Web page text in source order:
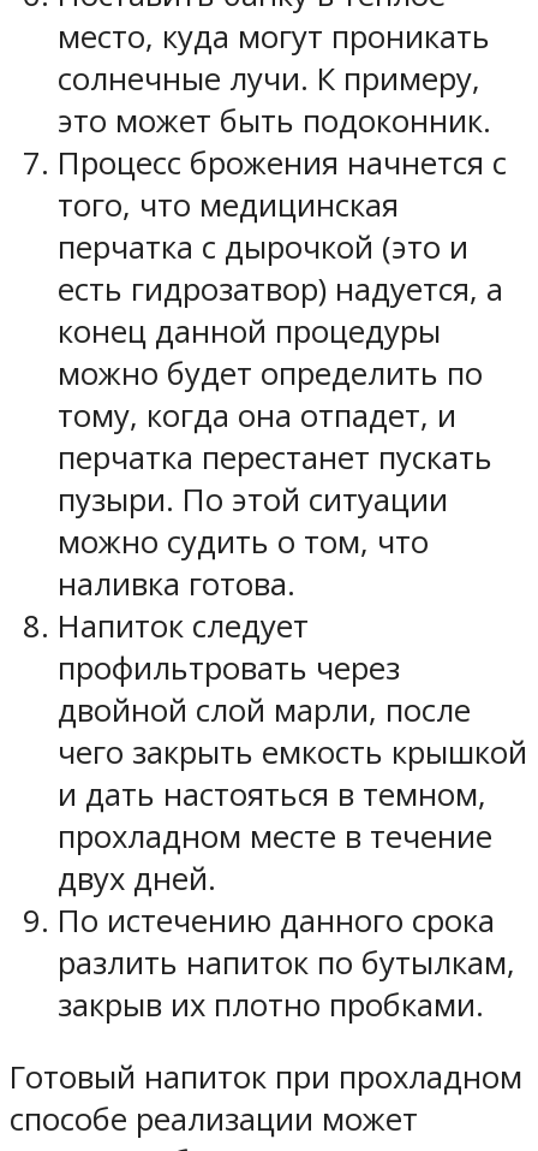
место, куда могут проникать
солнечные лучи. К примеру,
это может быть подоконник.
Процесс брожения начнется с
того, что медицинская
перчатка с дырочкой (это и
есть гидрозатвор) надуется, а
конец данной процедуры
можно будет определить по
тому, когда она отпадет, и
перчатка перестанет пускать
пузыри. По этой ситуации
можно судить о том, что
наливка готова.
Напиток следует
профильтровать через
двойной слой марли, после
чего закрыть емкость крышкой
и дать настояться в темном,
прохладном месте в течение
двух дней.
По истечению данного срока
разлить напиток по бутылкам,
закрыв их плотно пробками.
Готовый напиток при прохладном
способе реализации может